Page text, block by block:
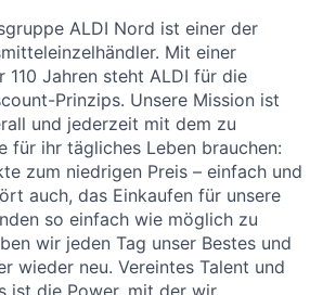
ALDI Nord ist einer der
Mit einer
110 Jahren steht ALDI für die
Prinzips. Unsere Mission ist
und jederzeit mit dem zu
für ihr tägliches Leben brauchen:
zum niedrigen Preis – einfach und
auch, das Einkaufen für unsere
so einfach wie möglich zu
wir jeden Tag unser Bestes und
wieder neu. Vereintes Talent und